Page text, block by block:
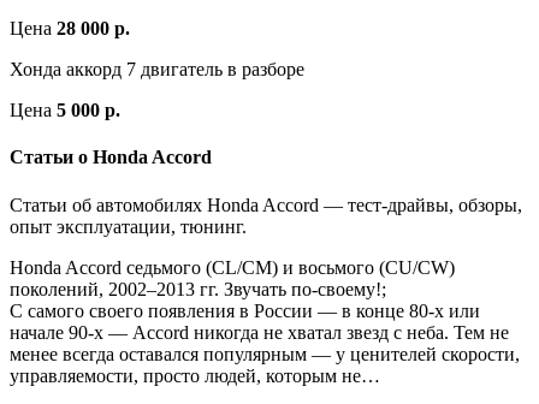
Цена 28 000 р.
Хонда аккорд 7 двигатель в разборе
Цена 5 000 р.
Статьи о Honda Accord
Статьи об автомобилях Honda Accord — тест-драйвы, обзоры,
опыт эксплуатации, тюнинг.
Honda Accord седьмого (CL/CM) и восьмого (CU/CW)
поколений, 2002–2013 гг. Звучать по-своему!;
С самого своего появления в России — в конце 80-х или
начале 90-х — Accord никогда не хватал звезд с неба. Тем не
менее всегда оставался популярным — у ценителей скорости,
управляемости, просто людей, которым не…